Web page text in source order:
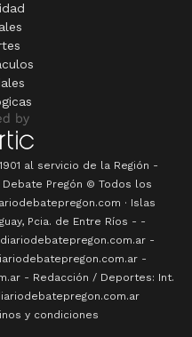
al servicio de la Región -
Debate Pregón © Todos los
· Islas
, Pcia. de Entre Ríos - -
-
-
- Redacción / Deportes: Int.
y condiciones